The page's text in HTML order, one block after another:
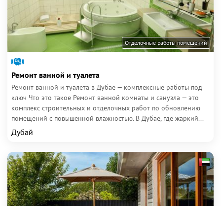
Отделочные работы помещений
Ремонт ванной и туалета
Ремонт ванной и туалета в Дубае — комплексные работы под
ключ Что это такое Ремонт ванной комнаты и санузла — это
комплекс строительных и отделочных работ по обновлению
помещений с повышенной влажностью. В Дубае, где жаркий...
Дубай